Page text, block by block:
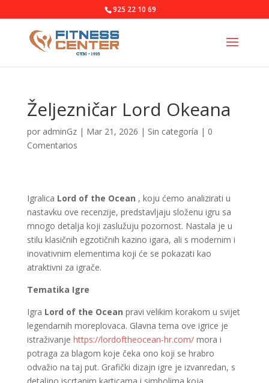
925 22 10 69
Željezničar Lord Okeana
por adminGz| Mar 21, 2026 | Sin categoría | 0
Comentarios
Igralica Lord of the Ocean , koju ćemo analizirati u
nastavku ove recenzije, predstavljaju složenu igru sa
mnogo detalja koji zaslužuju pozornost. Nastala je u
stilu klasičnih egzotičnih kazino igara, ali s modernim i
inovativnim elementima koji će se pokazati kao
atraktivni za igrače.
Tematika Igre
Igra Lord of the Ocean pravi velikim korakom u svijet
legendarnih moreplovaca. Glavna tema ove igrice je
istraživanje https://lordoftheocean-hr.com/mora i
potraga za blagom koje čeka ono koji se hrabro
odvažio na taj put. Grafički dizajn igre je izvanredan, s